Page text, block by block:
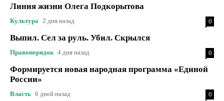
Линия жизни Олега Подкорытова
Культура 2 дня назад 0
Выпил. Сел за руль. Убил. Скрылся
Правопорядок 4 дня назад 0
Формируется новая народная программа «Единой
России»
Власть 6 дней назад 0